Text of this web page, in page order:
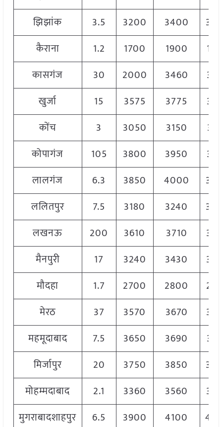
झिझांक
3.5 3200 3400
कैराना
1.2 1700 1900
कासगंज
30 2000 3460
खुर्जा
15 3575 3775
कोंच
3 3050 3150
कोपागंज
105 3800 3950
लालगंज
6.3 3850 4000
ललितपुर
7.5 3180 3240
लखनऊ
200 3610 3710
मैनपुरी
17 3240 3430
मौदहा
1.7 2700 2800
मेरठ
37 3570 3670
महमूदाबाद
7.5 3650 3690
मिर्जापुर
20 3750 3850
मोहम्मदाबाद
2.1 3360 3560
मुगराबादशाहपुर
6.5 3900 4100